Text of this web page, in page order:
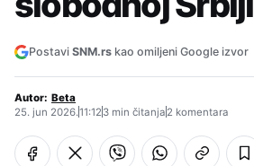
Postavi SNM.rs kao omiljeni Google izvor
Autor: Beta
25. jun 2026.11:12 3 min čitanja 2 komentara